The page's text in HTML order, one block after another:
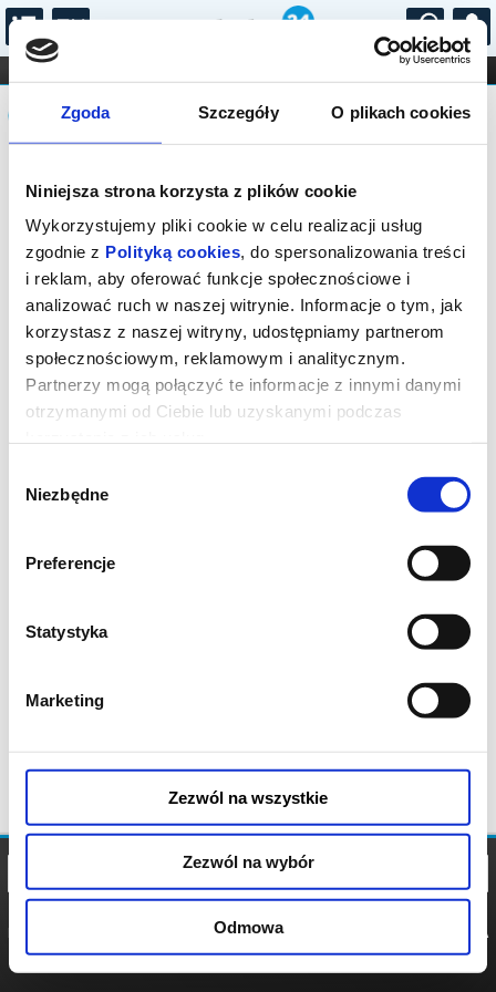
Zgoda Szczegóły O plikach cookies
Niniejsza strona korzysta z plików cookie
Wykorzystujemy pliki cookie w celu realizacji usług
zgodnie z Polityką cookies, do spersonalizowania treści
i reklam, aby oferować funkcje społecznościowe i
analizować ruch w naszej witrynie. Informacje o tym, jak
korzystasz z naszej witryny, udostępniamy partnerom
społecznościowym, reklamowym i analitycznym.
Partnerzy mogą połączyć te informacje z innymi danymi
otrzymanymi od Ciebie lub uzyskanymi podczas
zgody
Niezbędne
Preferencje
Statystyka
Marketing
Zezwól na wszystkie
Zezwól na wybór
Odmowa
...
FILHARMONIA OPERA I BALET
STAND-UP
DLA DZIECI
Komunikat
Sprzedaż on-line została zakończona,
sprawdź dostępność biletów w kasach
instytucji.
POLITYKA
POLITYKA